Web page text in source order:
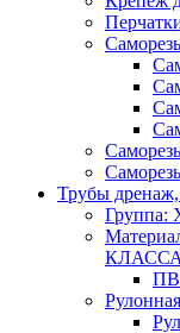
Трубы дренаж,
Группа:
КЛАССА